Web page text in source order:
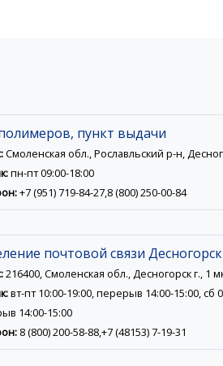
пункт выдачи
Смоленская обл., Рославльский р-н,
пн-пт 09:00-18:00
+7 (951) 719-84-27,8 (800) 250-00-84
почтовой связи
216400, Смоленская обл., Десногорск г., 1
вт-пт 10:00-19:00, перерыв 14:00-15:00, сб
14:00-15:00
8 (800) 200-58-88,+7 (48153) 7-19-31